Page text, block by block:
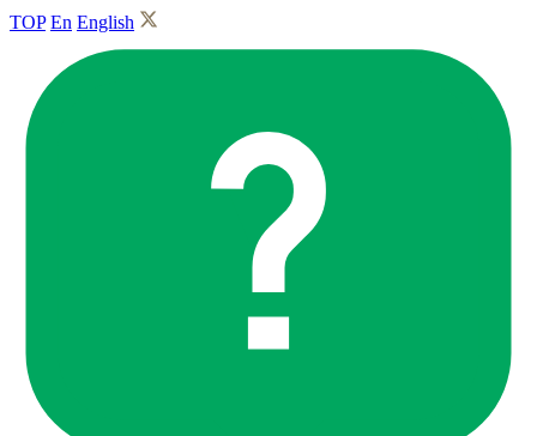
TOP En English